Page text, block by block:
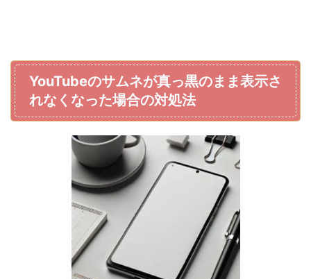
YouTubeのサムネが真っ黒のまま表示さ
れなくなった場合の対処法